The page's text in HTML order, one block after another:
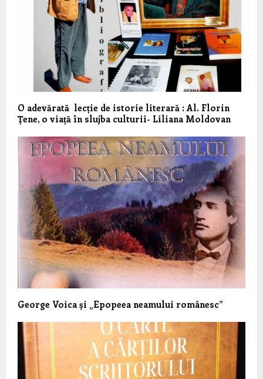
O adevărată lecție de istorie literară : Al. Florin
Țene, o viață în slujba culturii- Liliana Moldovan
George Voica și „Epopeea neamului românesc”